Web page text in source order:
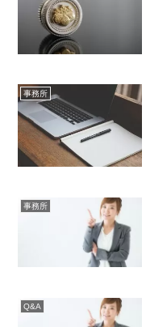
事務所
事務所
Q&A